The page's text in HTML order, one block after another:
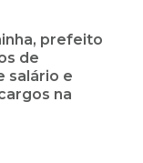
prefeito
de
salário e
na